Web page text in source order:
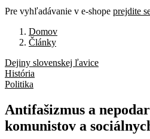
Pre vyhľadávanie v e-shope prejdite
Domov
Články
Dejiny slovenskej ľavice
História
Politika
Antifašizmus a
komunistov a